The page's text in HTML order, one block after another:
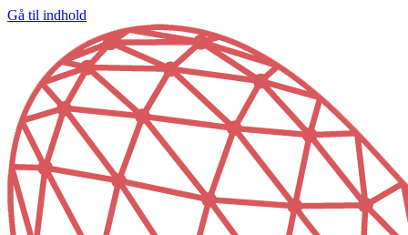
Gå til indhold